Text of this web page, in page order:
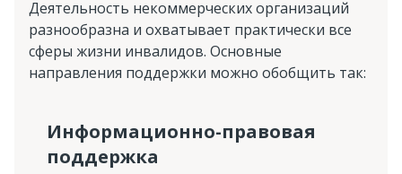
Деятельность некоммерческих организаций
разнообразна и охватывает практически все
сферы жизни инвалидов. Основные
направления поддержки можно обобщить так:
Информационно-правовая
поддержка